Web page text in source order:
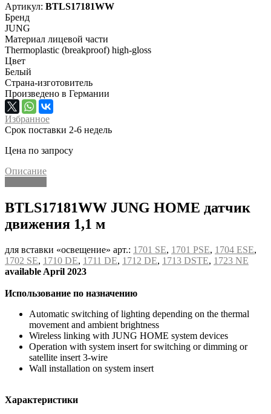
Артикул: BTLS17181WW
Бренд
JUNG
Материал лицевой части
Thermoplastic (breakproof) high-gloss
Цвет
Белый
Страна-изготовитель
Произведено в Германии
Избранное
Срок поставки 2-6 недель
Цена по запросу
Описание
BTLS17181WW JUNG HOME датчик
движения 1,1 м
для вставки «освещение» арт.: 1701 SE, 1701 PSE, 1704 ESE,
1702 SE, 1710 DE, 1711 DE, 1712 DE, 1713 DSTE, 1723 NE
available April 2023
Использование по назначению
Automatic switching of lighting depending on the thermal
movement and ambient brightness
Wireless linking with JUNG HOME system devices
Operation with system insert for switching or dimming or
satellite insert 3-wire
Wall installation on system insert
Характеристики